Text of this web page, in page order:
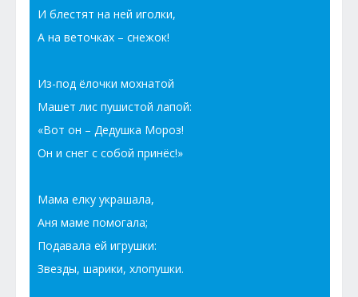
И блестят на ней иголки,
А на веточках – снежок!
Из-под ёлочки мохнатой
Машет лис пушистой лапой:
«Вот он – Дедушка Мороз!
Он и снег с собой принёс!»
Мама елку украшала,
Аня маме помогала;
Подавала ей игрушки:
Звезды, шарики, хлопушки.